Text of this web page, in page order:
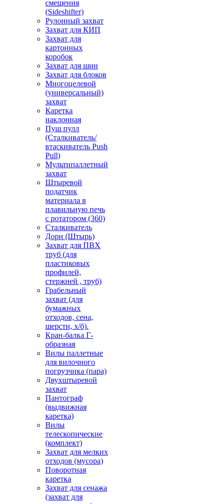
смещения
(Sideshifter)
Рулонный захват
Захват для КИП
Захват для
картонных
коробок
Захват для шин
Захват для блоков
Многоцелевой
(универсальный)
захват
Каретка
наклонная
Пуш пулл
(Сталкиватель/
втаскиватель Push
Pull)
Мультипаллетный
захват
Штыревой
податчик
материала в
плавильную печь
с ротатором (360)
Сталкиватель
Дорн (Штырь)
Захват для ПВХ
труб (для
пластиковых
профилей,
стержней , труб)
Грабельный
захват (для
бумажных
отходов, сена,
шерсти, х/б).
Кран-балка Г-
образная
Вилы паллетные
для вилочного
погрузчика (пара)
Двухштыревой
захват
Пантограф
(выдвижная
каретка)
Вилы
телескопические
(комплект)
Захват для мелких
отходов (мусора)
Поворотная
каретка
Захват для сенажа
(захват для